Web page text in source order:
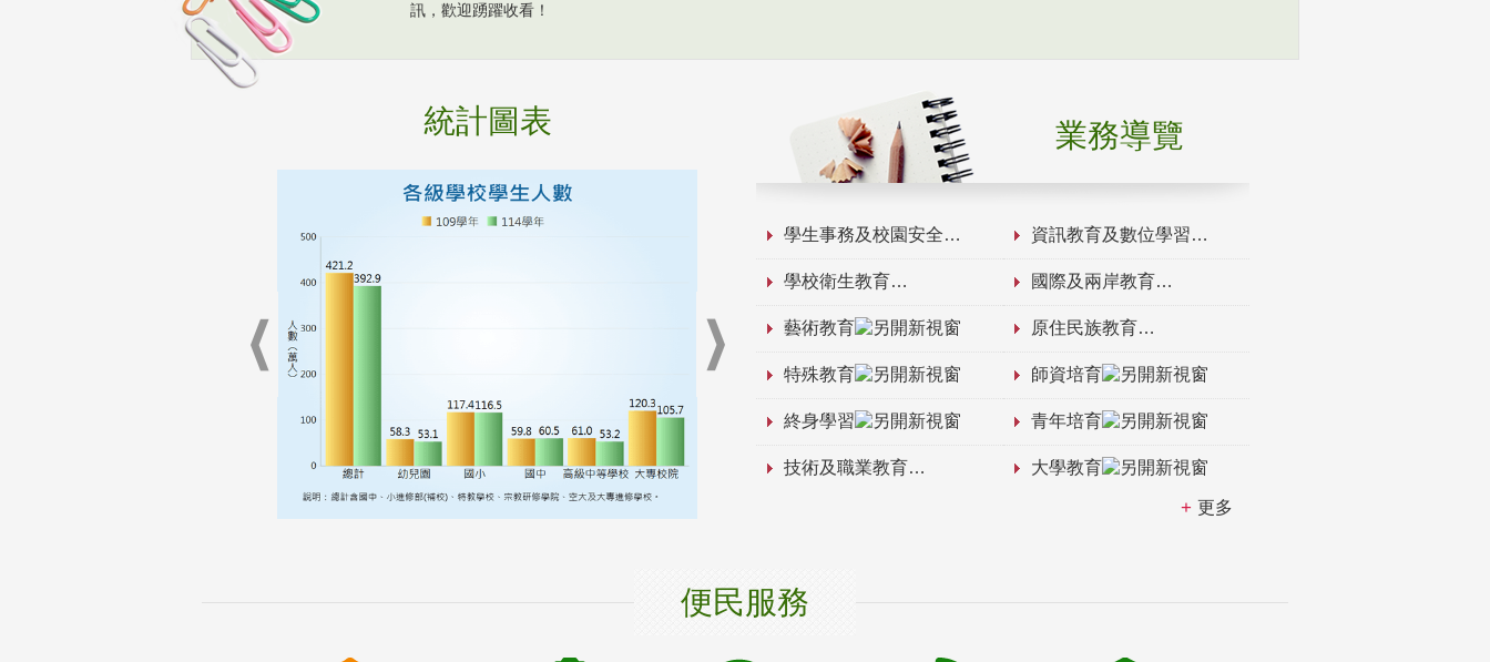
訊，歡迎踴躍收看！
統計圖表 業務導覽
學生事務及校園安全 資訊教育及數位學習
學校衛生教育 國際及兩岸教育
藝術教育 原住民族教育
特殊教育 師資培育
終身學習 青年培育
技術及職業教育 大學教育
更多
便民服務